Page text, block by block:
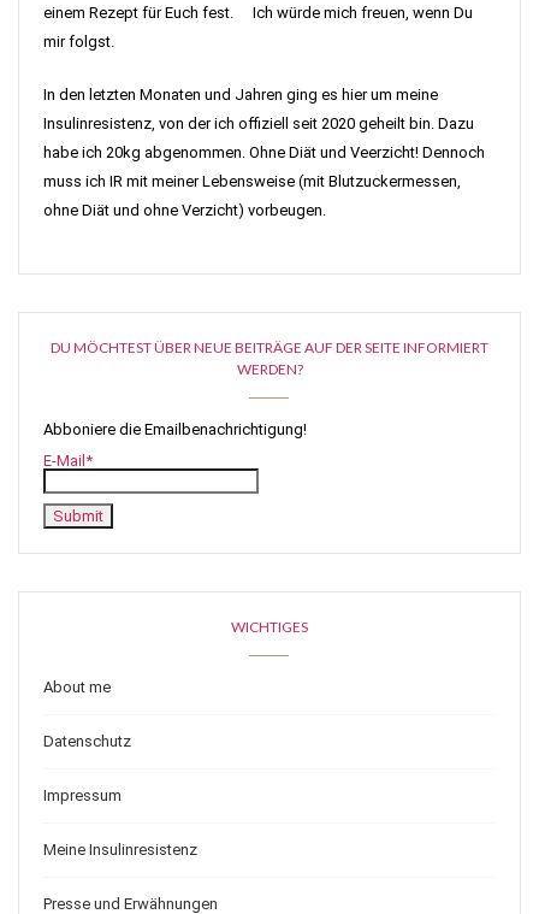
einem Rezept für Euch fest. Ich würde mich freuen, wenn Du
mir folgst.
In den letzten Monaten und Jahren ging es hier um meine
Insulinresistenz, von der ich offiziell seit 2020 geheilt bin. Dazu
habe ich 20kg abgenommen. Ohne Diät und Veerzicht! Dennoch
muss ich IR mit meiner Lebensweise (mit Blutzuckermessen,
ohne Diät und ohne Verzicht) vorbeugen.
DU MÖCHTEST ÜBER NEUE BEITRÄGE AUF DER SEITE INFORMIERT
WERDEN?
Abboniere die Emailbenachrichtigung!
E-Mail*
WICHTIGES
About me
Datenschutz
Impressum
Meine Insulinresistenz
Presse und Erwähnungen